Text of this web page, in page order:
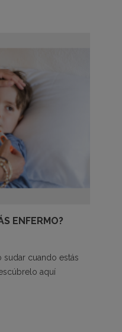
ENFERMO?
cuando estás
aquí